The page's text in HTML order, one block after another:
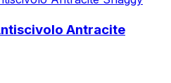
Antracite